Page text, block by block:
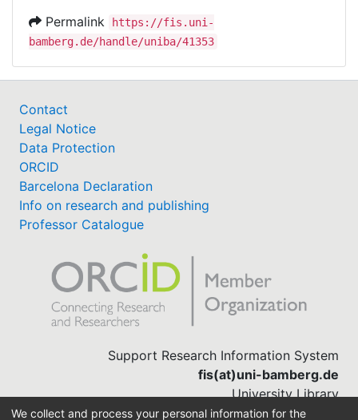
Permalink
https://fis.uni-
bamberg.de/handle/uniba/41353
Contact
Legal Notice
Data Protection
ORCID
Barcelona Declaration
Info on research and publishing
Professor Catalogue
Support Research Information System
fis(at)uni-bamberg.de
University Library
(0951) 863-1568
We collect and process your personal information for the